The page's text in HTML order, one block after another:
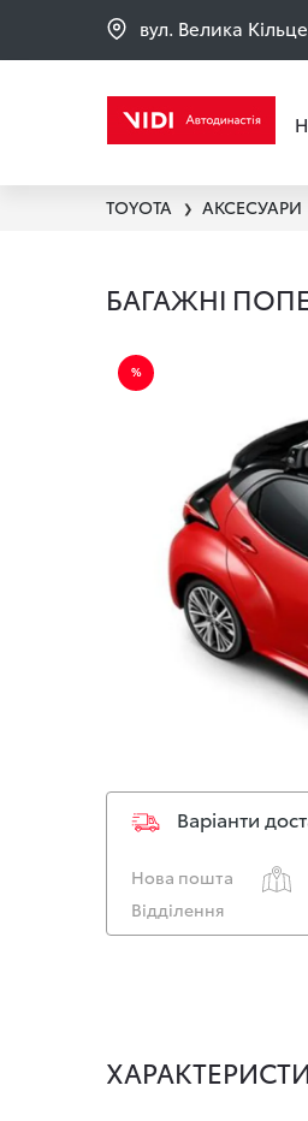
вул. Велика
TOYOTA ❯ АКСЕСУАРИ
БАГАЖНІ
Варіанти
Нова пошта
Відділення